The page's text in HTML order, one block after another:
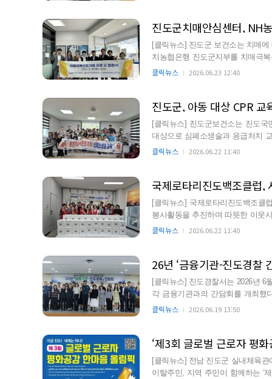
진도군치매안심센터, NH
[클릭뉴스] 진도군 보건소는 치매
치농협은행 진도군지부를 치매극복선
식에는 진도군 보건소 관계자…
클릭뉴스 2026.06.23 12:40
진도군, 아동 대상 CPR
[클릭뉴스] 진도군보건소는 진도
대상으로 심폐소생술과 응급처치 교육을 했다. 이번 교육은 응급상황 발
응 능력을 높이고 안전의식을 함…
클릭뉴스 2026.06.22 11:40
국제로타리진도백조클럽,
[클릭뉴스] 국제로타리진도백조클
봉사활동을 추진하며 따뜻한 이웃사랑과 효 사랑을 실
해 열무김치와 밑반찬 4종…
클릭뉴스 2026.06.22 11:40
26년 ‘금융기관-진도경찰
[클릭뉴스] 진도경찰서는 2026년
각 금융기관과의 간담회를 개최했다. 이번 간담회에는 금융기관에서 실질적으로 피싱 범
실무를 담당하는 업…
클릭뉴스 2026.06.19 13:50
‘제3회 글로벌 근로자 평
[클릭뉴스] 전남 진도군 실내체육
이탈주민, 지역 주민이 함께하는 ‘